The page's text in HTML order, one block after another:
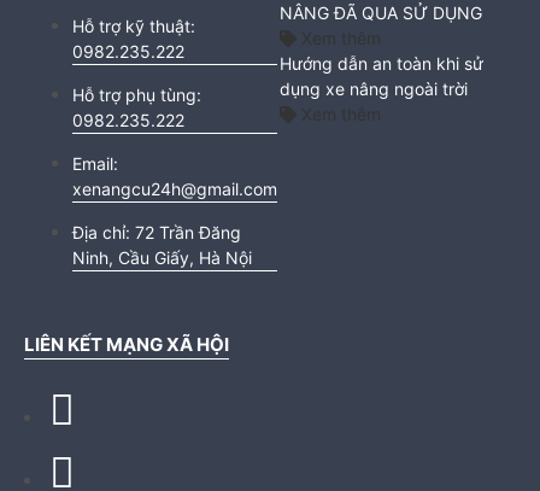
Hỗ trợ kỹ thuật:
0982.235.222
Hỗ trợ phụ tùng:
0982.235.222
Email:
xenangcu24h@gmail.com
Địa chỉ: 72 Trần Đăng
Ninh, Cầu Giấy, Hà Nội
NÂNG ĐÃ QUA SỬ DỤNG
Xem thêm
Hướng dẫn an toàn khi sử
dụng xe nâng ngoài trời
Xem thêm
LIÊN KẾT MẠNG XÃ HỘI